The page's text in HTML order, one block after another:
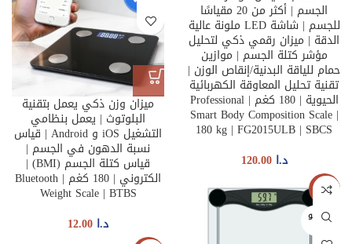
الجسم | أكثر من 20 مقياسًا
للجسم | شاشة LED ملونة عالية
الدقة | ميزان رقمي ذكي لتحليل
مؤشر كتلة الجسم | موازين
حمام للياقة البدنية/إنقاص الوزن |
تقنية تحليل المعاوقة الكهربائية
الحيوية | 180 كغم | Professional
Smart Body Composition Scale |
180 kg | FG2015ULB | SBCS
د.ا 120.00
ميزان وزن ذكي يعمل بتقنية
البلوتوث | يعمل بنظامي
التشغيل iOS و Android | قياس
نسبة الدهون في الجسم |
قياس كتلة الجسم (BMI) |
الكتروني | 180 كغم | Bluetooth
Weight Scale | BTBS
د.ا 12.00
-14%
غير متو
فر